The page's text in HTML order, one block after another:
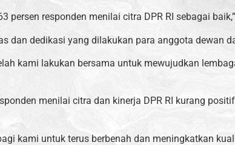
persen responden menilai citra DPR RI sebagai
dan dedikasi yang dilakukan para anggota dewan
kami lakukan bersama untuk mewujudkan
menilai citra dan kinerja DPR RI kurang
kami untuk terus berbenah dan meningkatkan